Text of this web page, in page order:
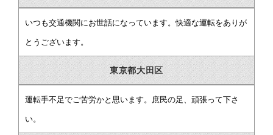
いつも交通機関にお世話になっています。快適な運転をありが
とうございます。
東京都大田区
運転手不足でご苦労かと思います。庶民の足、頑張って下さ
い。